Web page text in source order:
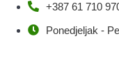
+387 61 710
Ponedjeljak -